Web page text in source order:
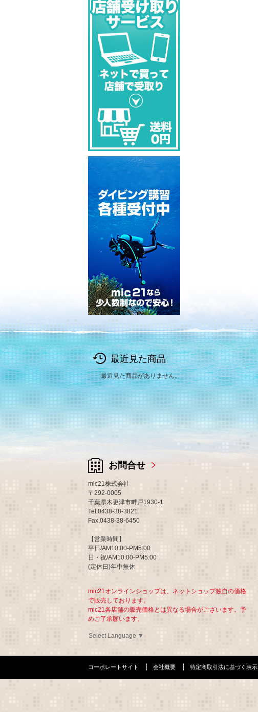
最近見た商品
最近見た商品がありません。
お問合せ
mic21株式会社
〒292-0005
千葉県木更津市畔戸1930-1
Tel.0438-38-3821
Fax.0438-38-6450
【営業時間】
平日/AM10:00-PM5:00
日・祝/AM10:00-PM5:00
(定休日)年中無休
mic21オンラインショップは、ネットショップ独自の価格
で販売しております。
mic21各店舗の販売価格とは異なる場合がございます。予
めご了承願います。
Select Language ▼
コーポレートサイト 会社概要 特定商取引法に基づく表示